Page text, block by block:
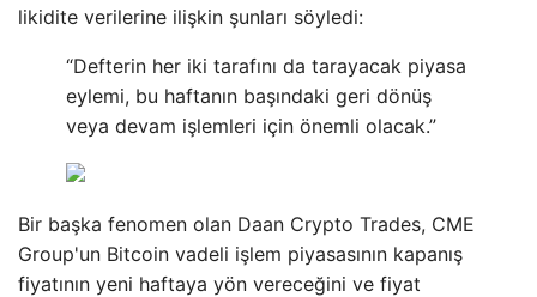
likidite verilerine ilişkin şunları söyledi:
“Defterin her iki tarafını da tarayacak piyasa
eylemi, bu haftanın başındaki geri dönüş
veya devam işlemleri için önemli olacak.”
Bir başka fenomen olan Daan Crypto Trades, CME
Group'un Bitcoin vadeli işlem piyasasının kapanış
fiyatının yeni haftaya yön vereceğini ve fiyat